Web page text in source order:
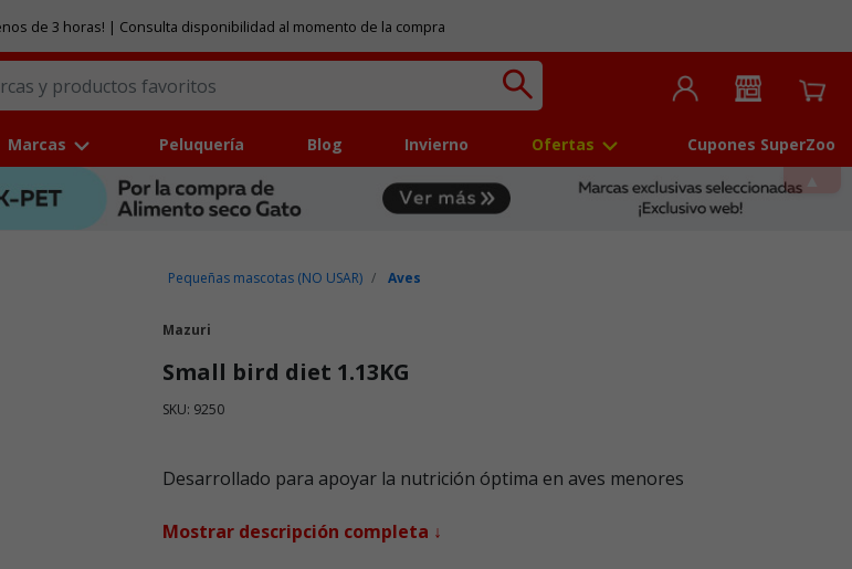
de 3 horas! | Consulta disponibilidad al momento de la compra
Marcas Peluquería Blog Invierno Ofertas Cupones SuperZoo
Pequeñas mascotas (NO USAR) Aves
Mazuri
Small bird diet 1.13KG
SKU: 9250
Desarrollado para apoyar la nutrición óptima en aves menores
Mostrar descripción completa ↓